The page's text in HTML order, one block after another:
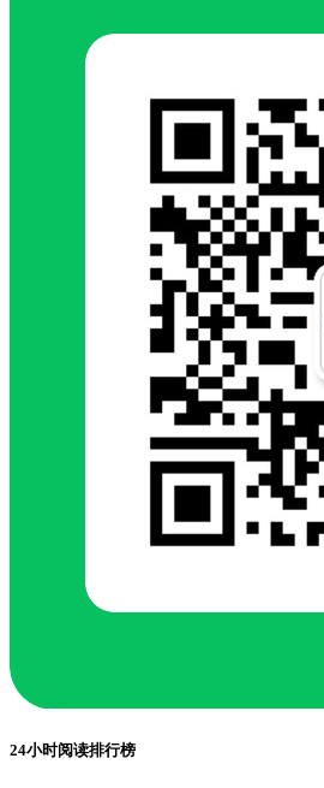
24小时阅读排行榜